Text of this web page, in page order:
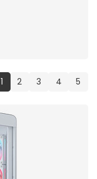
1(current)
2 3 4 5